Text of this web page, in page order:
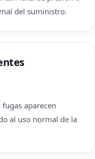
del suministro.
aparecen
al uso normal de la